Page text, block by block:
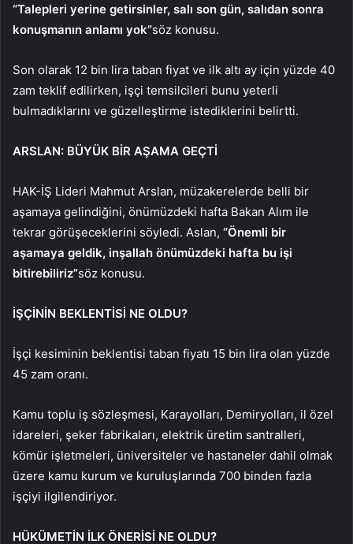
“Talepleri yerine getirsinler, salı son gün, salıdan sonra
konuşmanın anlamı yok”söz konusu.
Son olarak 12 bin lira taban fiyat ve ilk altı ay için yüzde 40
zam teklif edilirken, işçi temsilcileri bunu yeterli
bulmadıklarını ve güzelleştirme istediklerini belirtti.
ARSLAN: BÜYÜK BİR AŞAMA GEÇTİ
HAK-İŞ Lideri Mahmut Arslan, müzakerelerde belli bir
aşamaya gelindiğini, önümüzdeki hafta Bakan Alım ile
tekrar görüşeceklerini söyledi. Aslan, “Önemli bir
aşamaya geldik, inşallah önümüzdeki hafta bu işi
bitirebiliriz”söz konusu.
İŞÇİNİN BEKLENTİSİ NE OLDU?
İşçi kesiminin beklentisi taban fiyatı 15 bin lira olan yüzde
45 zam oranı.
Kamu toplu iş sözleşmesi, Karayolları, Demiryolları, il özel
idareleri, şeker fabrikaları, elektrik üretim santralleri,
kömür işletmeleri, üniversiteler ve hastaneler dahil olmak
üzere kamu kurum ve kuruluşlarında 700 binden fazla
işçiyi ilgilendiriyor.
HÜKÜMETİN İLK ÖNERİSİ NE OLDU?